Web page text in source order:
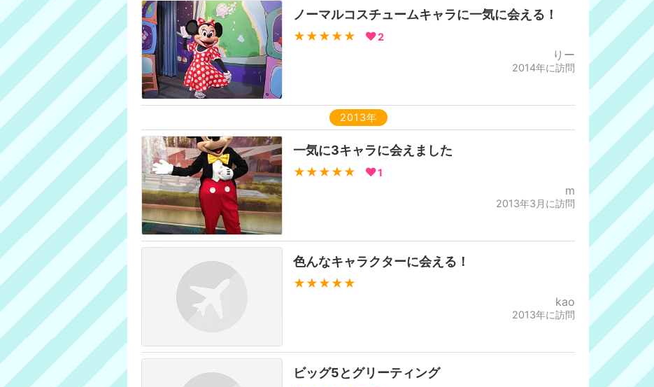
ノーマルコスチュームキャラに一気に会える！
★★★★★ 2
りー
2014年に訪問
2013年
一気に3キャラに会えました
★★★★★ 1
m
2013年3月に訪問
色んなキャラクターに会える！
★★★★★
kao
2013年に訪問
ビッグ5とグリーティング